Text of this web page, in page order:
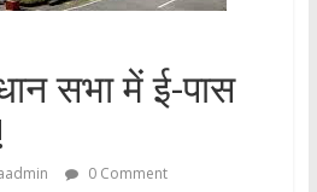
सभा में ई-पास
0 Comment